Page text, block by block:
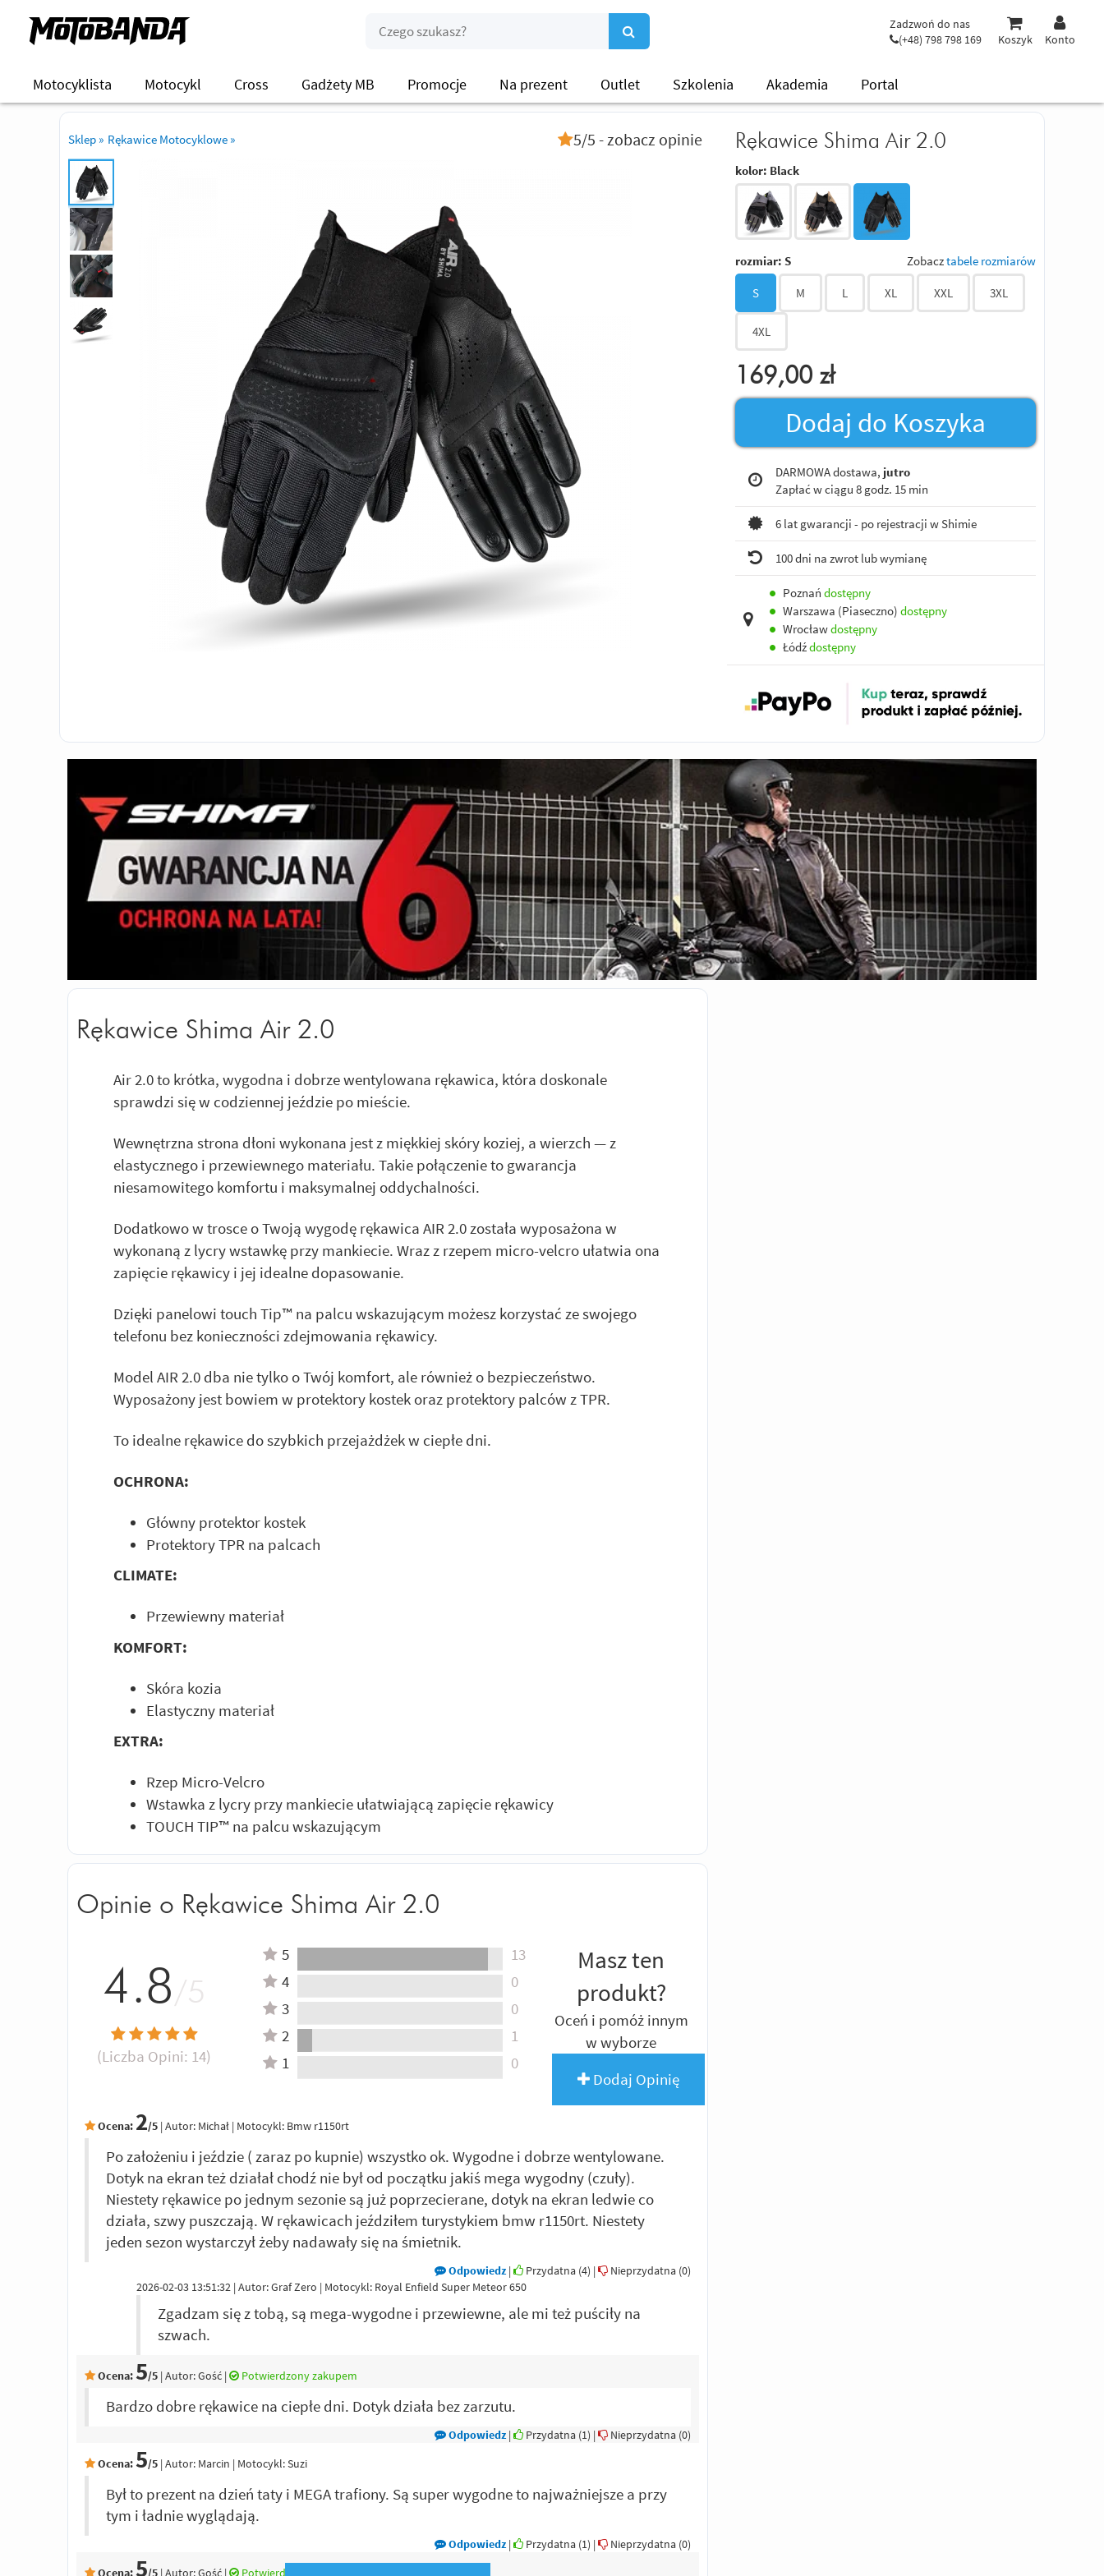
Zadzwoń do nas
(+48) 798 798 169
Koszyk Konto
Motocyklista Motocykl Cross Gadżety MB Promocje Na prezent Outlet Szkolenia Akademia Portal
Sklep » Rękawice Motocyklowe » 5/5 - zobacz opinie Rękawice Shima Air 2.0
kolor: Black
rozmiar: S Zobacztabele rozmiarów
S M L XL XXL 3XL
4XL
169,00 zł
Dodaj do Koszyka
DARMOWA dostawa, jutro
Zapłać w ciągu 8 godz. 15 min
6 lat gwarancji - po rejestracji w Shimie
100 dni na zwrot lub wymianę
● Poznań dostępny
● Warszawa (Piaseczno) dostępny
● Wrocławdostępny
● Łódźdostępny
Rękawice Shima Air 2.0
Air 2.0 to krótka, wygodna i dobrze wentylowana rękawica, która doskonale
sprawdzi się w codziennej jeździe po mieście.
Wewnętrzna strona dłoni wykonana jest z miękkiej skóry koziej, a wierzch — z
elastycznego i przewiewnego materiału. Takie połączenie to gwarancja
niesamowitego komfortu i maksymalnej oddychalności.
Dodatkowo w trosce o Twoją wygodę rękawica AIR 2.0 została wyposażona w
wykonaną z lycry wstawkę przy mankiecie. Wraz z rzepem micro-velcro ułatwia ona
zapięcie rękawicy i jej idealne dopasowanie.
Dzięki panelowi touch Tip™ na palcu wskazującym możesz korzystać ze swojego
telefonu bez konieczności zdejmowania rękawicy.
Model AIR 2.0 dba nie tylko o Twój komfort, ale również o bezpieczeństwo.
Wyposażony jest bowiem w protektory kostek oraz protektory palców z TPR.
To idealne rękawice do szybkich przejażdżek w ciepłe dni.
OCHRONA:
Główny protektor kostek
Protektory TPR na palcach
CLIMATE:
Przewiewny materiał
KOMFORT:
Skóra kozia
Elastyczny materiał
EXTRA:
Rzep Micro-Velcro
Wstawka z lycry przy mankiecie ułatwiającą zapięcie rękawicy
TOUCH TIP™ na palcu wskazującym
Opinie o Rękawice Shima Air 2.0
4.8/5
(Liczba Opini: 14)
5
13
4
0
3
0
2
1
1
0
Masz ten
produkt?
Oceń i pomóż innym
w wyborze
Dodaj Opinię
Ocena: 2/5 | Autor: Michał | Motocykl: Bmw r1150rt
Po założeniu i jeździe ( zaraz po kupnie) wszystko ok. Wygodne i dobrze wentylowane.
Dotyk na ekran też działał chodź nie był od początku jakiś mega wygodny (czuły).
Niestety rękawice po jednym sezonie są już poprzecierane, dotyk na ekran ledwie co
działa, szwy puszczają. W rękawicach jeździłem turystykiem bmw r1150rt. Niestety
jeden sezon wystarczył żeby nadawały się na śmietnik.
Odpowiedz | Przydatna (4) | Nieprzydatna (0)
2026-02-03 13:51:32 | Autor: Graf Zero | Motocykl: Royal Enfield Super Meteor 650
Zgadzam się z tobą, są mega-wygodne i przewiewne, ale mi też puściły na
szwach.
Ocena: 5/5 | Autor:Gość | Potwierdzony zakupem
Bardzo dobre rękawice na ciepłe dni. Dotyk działa bez zarzutu.
Odpowiedz | Przydatna (1) | Nieprzydatna (0)
Ocena: 5/5 | Autor: Marcin | Motocykl: Suzi
Był to prezent na dzień taty i MEGA trafiony. Są super wygodne to najważniejsze a przy
tym i ładnie wyglądają.
Odpowiedz | Przydatna (1) | Nieprzydatna (0)
Ocena: 5/5 | Autor:Gość | Potwierdzony zakupem